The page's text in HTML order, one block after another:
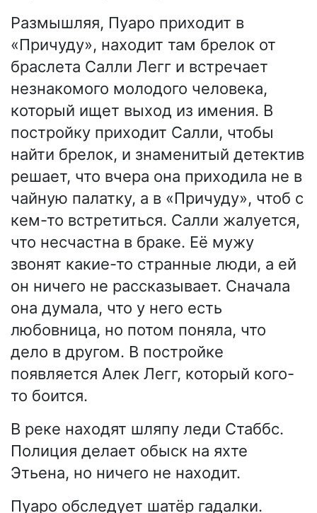
Размышляя, Пуаро приходит в
«Причуду», находит там брелок от
браслета Салли Легг и встречает
незнакомого молодого человека,
который ищет выход из имения. В
постройку приходит Салли, чтобы
найти брелок, и знаменитый детектив
решает, что вчера она приходила не в
чайную палатку, а в «Причуду», чтоб с
кем-то встретиться. Салли жалуется,
что несчастна в браке. Её мужу
звонят какие-то странные люди, а ей
он ничего не рассказывает. Сначала
она думала, что у него есть
любовница, но потом поняла, что
дело в другом. В постройке
появляется Алек Легг, который кого-
то боится.
В реке находят шляпу леди Стаббс.
Полиция делает обыск на яхте
Этьена, но ничего не находит.
Пуаро обследует шатёр гадалки.